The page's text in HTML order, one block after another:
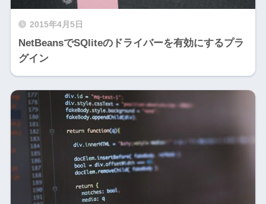
2015年4月5日
NetBeansでSQliteのドライバーを有効にするプラ
グイン